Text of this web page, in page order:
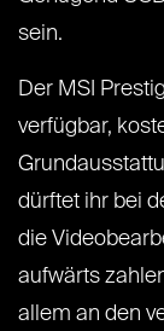
sein.
Der MSI
verfügbar,
dürftet ihr bei
die
aufwärts
allem an den